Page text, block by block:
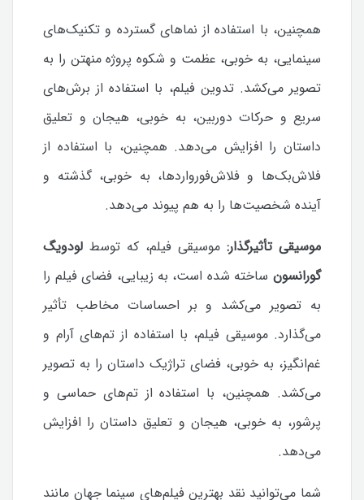
همچنین، با استفاده از نماهای گسترده و تکنیک‌های
سینمایی، به خوبی، عظمت و شکوه پروژه منهتن را به
تصویر می‌کشد.تدوین فیلم، با استفاده از برش‌های
سریع و حرکات دوربین، به خوبی، هیجان و تعلیق
داستان را افزایش می‌دهد. همچنین، با استفاده از
فلاش‌بک‌ها و فلاش‌فورواردها، به خوبی، گذشته و
آینده شخصیت‌ها را به هم پیوند می‌دهد.
موسیقی تأثیرگذار:موسیقی فیلم، که توسط لودویگ
گورانسون ساخته شده است، به زیبایی، فضای فیلم را
به تصویر می‌کشد و بر احساسات مخاطب تأثیر
می‌گذارد.موسیقی فیلم، با استفاده از تم‌های آرام و
غم‌انگیز، به خوبی، فضای تراژیک داستان را به تصویر
می‌کشد. همچنین، با استفاده از تم‌های حماسی و
پرشور، به خوبی، هیجان و تعلیق داستان را افزایش
می‌دهد.
شما می‌توانید نقد بهترین فیلم‌های سینما جهان مانند